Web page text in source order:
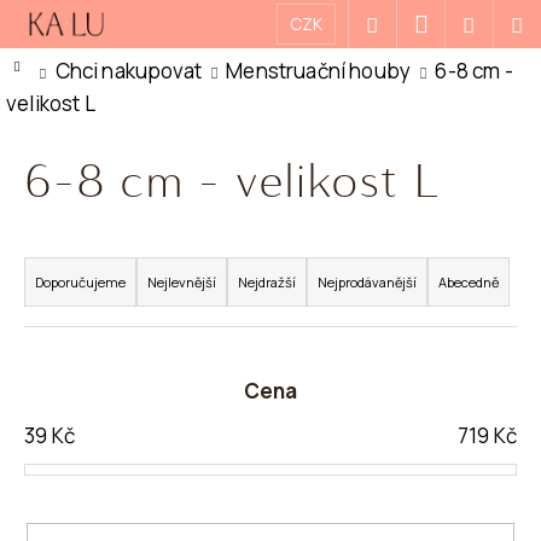
Přejít
na
obsah
CZK
Hledat
Přihlášení
košík
Domů
Chci nakupovat Menstruační houby
6-8 cm -
velikost L
6-8 cm - velikost L
Ř
A
Z
Í
P
R
Doporučujeme Nejlevnější Nejdražší Nejprodávanější Abecedně
Cena
39 Kč 719 Kč
O
Š
Zpět
Zpět
O
P
O
T
Ř
U
J